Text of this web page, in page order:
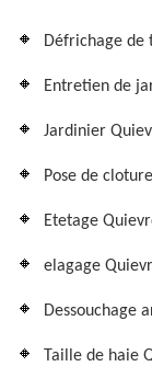
Défrichage de
Entretien de
Jardinier
Pose de
Etetage
elagage
Dessouchage
Taille de haie